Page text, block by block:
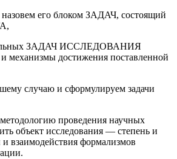
его блоком ЗАДАЧ, состоящий
ЗАДАЧ ИССЛЕДОВАНИЯ
механизмы достижения поставленной
случаю и сформулируем задачи
проведения научных
объект исследования — степень и
и взаимодействия формализмов